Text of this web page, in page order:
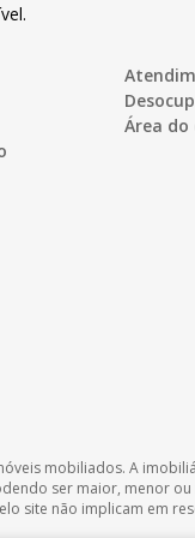
Área
mobiliados. A
ser maior, menor
site não implicam em